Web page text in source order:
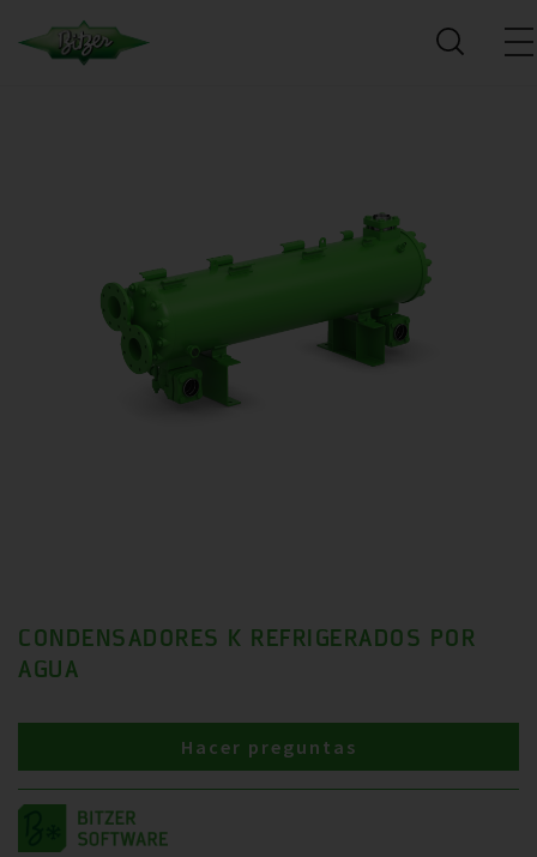
CONDENSADORES K REFRIGERADOS POR
AGUA
Hacer preguntas